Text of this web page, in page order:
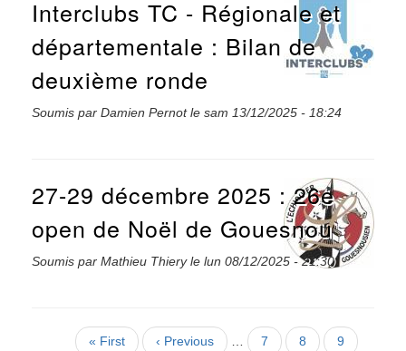
Interclubs TC - Régionale et
départementale : Bilan de
deuxième ronde
Soumis par Damien Pernotle sam 13/12/2025 - 18:24
27-29 décembre 2025 : 26e
open de Noël de Gouesnou
Soumis par Mathieu Thieryle lun 08/12/2025 - 21:30
Pagination
Première
« First Page
‹ Previous … Page
7 Page
8 Page
9